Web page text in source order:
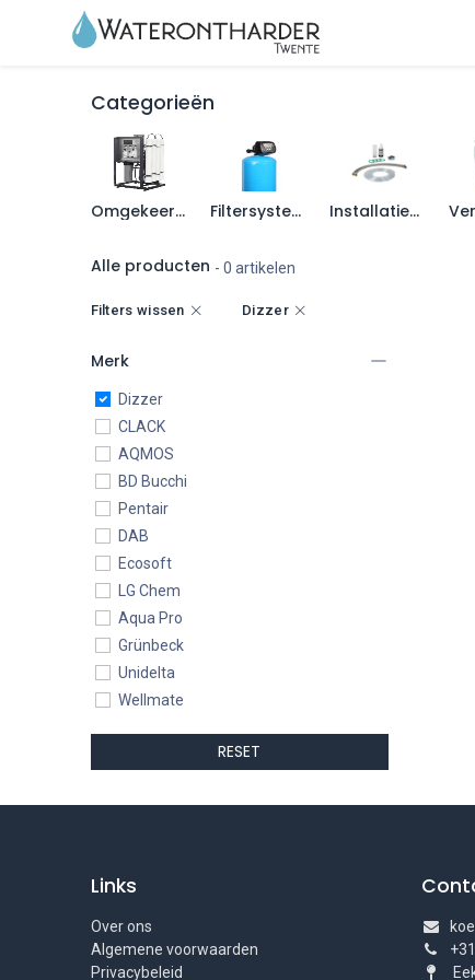
Categorieën
Omgekeerde osmose Filtersystemen Installatiematerialen
Alle producten - 0 artikelen
Filters wissen Dizzer
Merk
Dizzer
CLACK
AQMOS
BD Bucchi
Pentair
DAB
Ecosoft
LG Chem
Aqua Pro
Grünbeck
Unidelta
Wellmate
RESET
Links
Over ons
Algemene voorwaarden
Privacybeleid